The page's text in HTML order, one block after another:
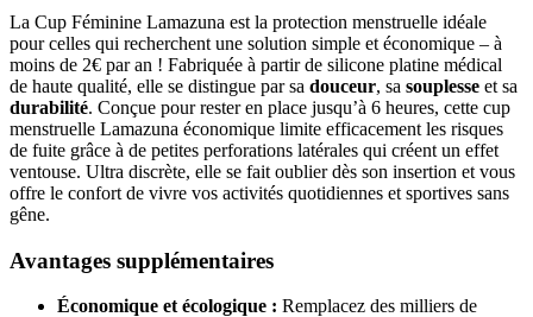
La Cup Féminine Lamazuna est la protection menstruelle idéale
pour celles qui recherchent une solution simple et économique – à
moins de 2€ par an ! Fabriquée à partir de silicone platine médical
de haute qualité, elle se distingue par sa douceur, sa souplesse et sa
durabilité. Conçue pour rester en place jusqu’à 6 heures, cette cup
menstruelle Lamazuna économique limite efficacement les risques
de fuite grâce à de petites perforations latérales qui créent un effet
ventouse. Ultra discrète, elle se fait oublier dès son insertion et vous
offre le confort de vivre vos activités quotidiennes et sportives sans
gêne.
Avantages supplémentaires
Économique et écologique : Remplacez des milliers de